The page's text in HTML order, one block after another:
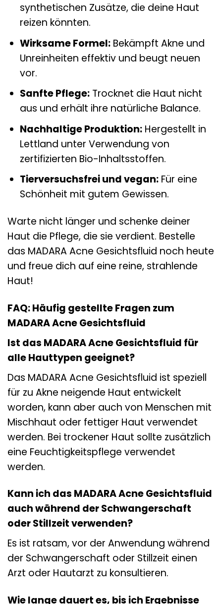
synthetischen Zusätze, die deine Haut
reizen könnten.
Wirksame Formel:Bekämpft Akne und
Unreinheiten effektiv und beugt neuen
vor.
Sanfte Pflege:Trocknet die Haut nicht
aus und erhält ihre natürliche Balance.
Nachhaltige Produktion:Hergestellt in
Lettland unter Verwendung von
zertifizierten Bio-Inhaltsstoffen.
Tierversuchsfrei und vegan:Für eine
Schönheit mit gutem Gewissen.
Warte nicht länger und schenke deiner
Haut die Pflege, die sie verdient. Bestelle
das MADARA Acne Gesichtsfluid noch heute
und freue dich auf eine reine, strahlende
Haut!
FAQ: Häufig gestellte Fragen zum
MADARA Acne Gesichtsfluid
Ist das MADARA Acne Gesichtsfluid für
alle Hauttypen geeignet?
Das MADARA Acne Gesichtsfluid ist speziell
für zu Akne neigende Haut entwickelt
worden, kann aber auch von Menschen mit
Mischhaut oder fettiger Haut verwendet
werden. Bei trockener Haut sollte zusätzlich
eine Feuchtigkeitspflege verwendet
werden.
Kann ich das MADARA Acne Gesichtsfluid
auch während der Schwangerschaft
oder Stillzeit verwenden?
Es ist ratsam, vor der Anwendung während
der Schwangerschaft oder Stillzeit einen
Arzt oder Hautarzt zu konsultieren.
Wie lange dauert es, bis ich Ergebnisse